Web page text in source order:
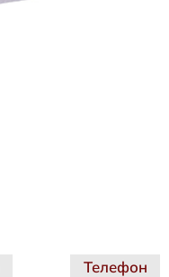
Телефон